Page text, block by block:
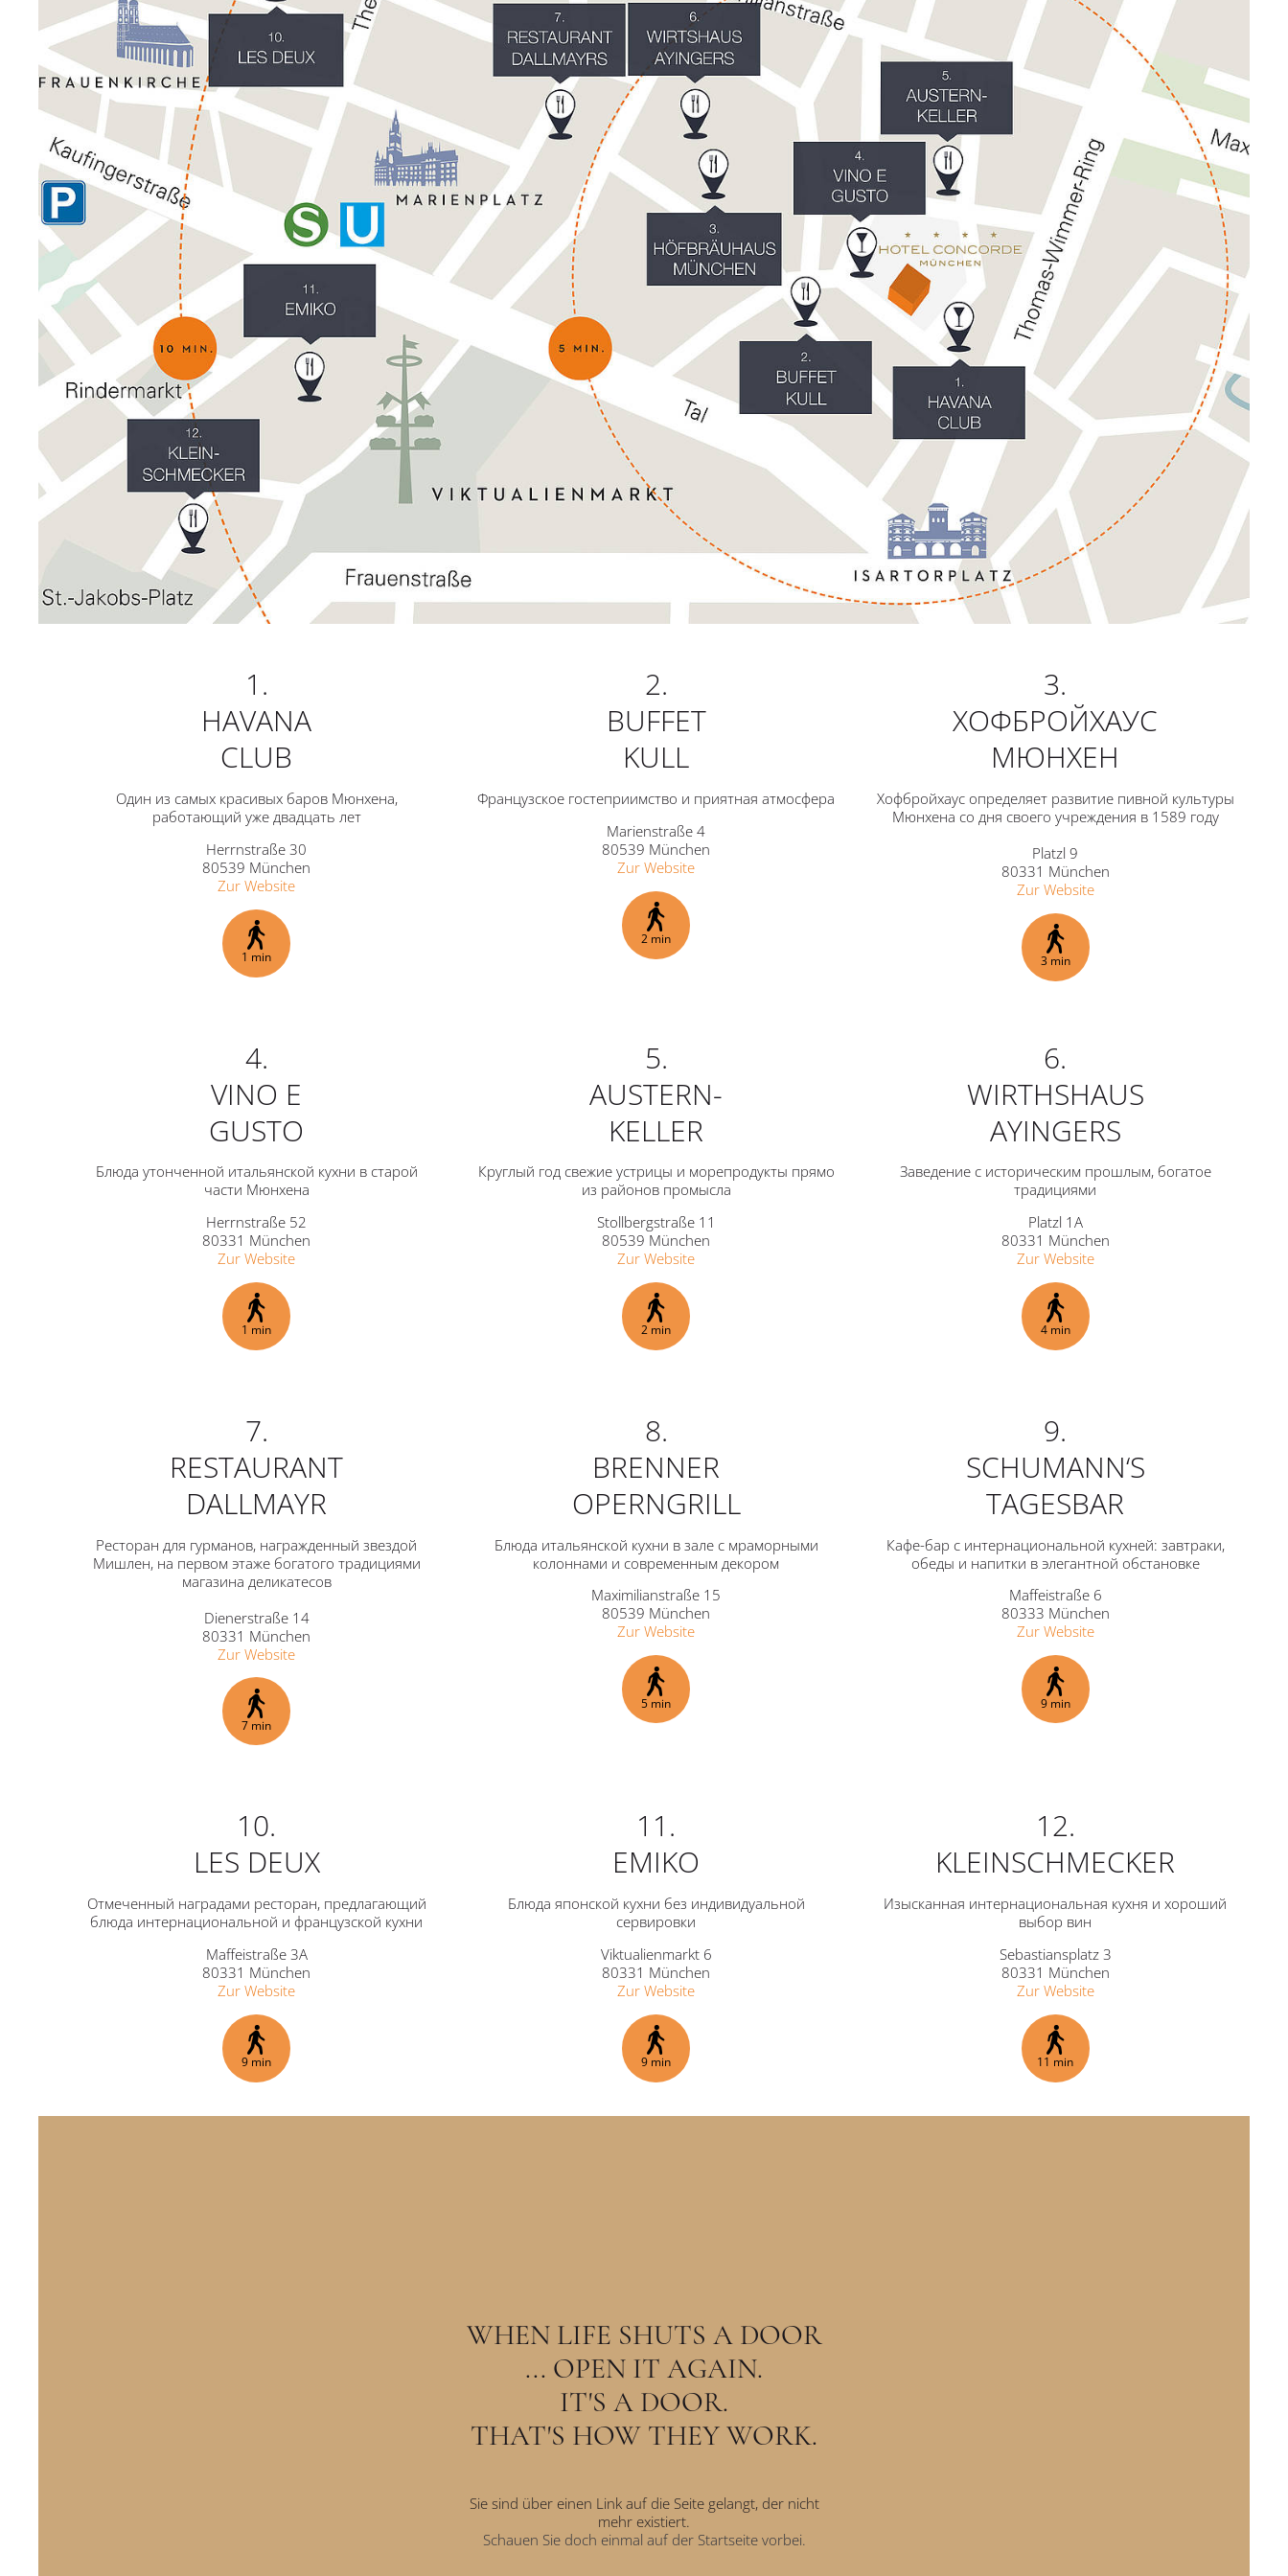
1.
HAVANA
CLUB
Один из самых красивых баров Мюнхена,
работающий уже двадцать лет
Herrnstraße 30
80539 München
Zur Website
1 min
2.
BUFFET
KULL
Французское гостеприимство и приятная атмосфера
Marienstraße 4
80539 München
Zur Website
2 min
3.
ХОФБРОЙХАУС
МЮНХЕН
Хофбройхаус определяет развитие пивной культуры
Мюнхена со дня своего учреждения в 1589 году
Platzl 9
80331 München
Zur Website
3 min
4.
VINO E
GUSTO
Блюда утонченной итальянской кухни в старой
части Мюнхена
Herrnstraße 52
80331 München
Zur Website
1 min
5.
AUSTERN-
KELLER
Круглый год свежие устрицы и морепродукты прямо
из районов промысла
Stollbergstraße 11
80539 München
Zur Website
2 min
6.
WIRTHSHAUS
AYINGERS
Заведение с историческим прошлым, богатое
традициями
Platzl 1A
80331 München
Zur Website
4 min
7.
RESTAURANT
DALLMAYR
Ресторан для гурманов, награжденный звездой
Мишлен, на первом этаже богатого традициями
магазина деликатесов
Dienerstraße 14
80331 München
Zur Website
7 min
8.
BRENNER
OPERNGRILL
Блюда итальянской кухни в зале с мраморными
колоннами и современным декором
Maximilianstraße 15
80539 München
Zur Website
5 min
9.
SCHUMANN‘S
TAGESBAR
Кафе-бар с интернациональной кухней: завтраки,
обеды и напитки в элегантной обстановке
Maffeistraße 6
80333 München
Zur Website
9 min
10.
LES DEUX
Отмеченный наградами ресторан, предлагающий
блюда интернациональной и французской кухни
Maffeistraße 3A
80331 München
Zur Website
9 min
11.
EMIKO
Блюда японской кухни без индивидуальной
сервировки
Viktualienmarkt 6
80331 München
Zur Website
9 min
12.
KLEINSCHMECKER
Изысканная интернациональная кухня и хороший
выбор вин
Sebastiansplatz 3
80331 München
Zur Website
11 min
WHEN LIFE SHUTS A DOOR
... OPEN IT AGAIN.
IT'S A DOOR.
THAT'S HOW THEY WORK.
Sie sind über einen Link auf die Seite gelangt, der nicht
mehr existiert.
Schauen Sie doch einmal auf der Startseite vorbei.